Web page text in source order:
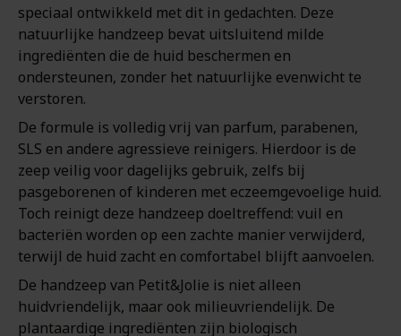
speciaal ontwikkeld met dit in gedachten. Deze
natuurlijke handzeep bevat uitsluitend milde
ingrediënten die de huid beschermen en
ondersteunen, zonder het natuurlijke evenwicht te
verstoren.
De formule is volledig vrij van parfum, parabenen,
SLS en andere agressieve reinigers. Hierdoor is de
zeep veilig voor dagelijks gebruik, zelfs bij
pasgeborenen of kinderen met eczeemgevoelige huid.
Toch reinigt deze handzeep doeltreffend: vuil en
bacteriën worden op een zachte manier verwijderd,
terwijl de huid zacht en comfortabel blijft aanvoelen.
De handzeep van Petit&Jolie is niet alleen
huidvriendelijk, maar ook milieuvriendelijk. De
plantaardige ingrediënten zijn biologisch